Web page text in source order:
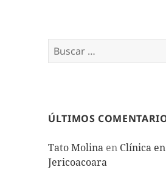
Buscar:
ÚLTIMOS
Tato Molina en Clínica en
Jericoacoara